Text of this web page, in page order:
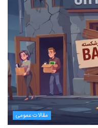
مقالات عمومی